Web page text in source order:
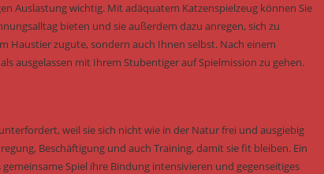
Auslastung wichtig. Mit adäquatem Katzenspielzeug können Sie
bieten und sie außerdem dazu anregen, sich zu
Haustier zugute, sondern auch Ihnen selbst. Nach einem
ausgelassen mit Ihrem Stubentiger auf Spielmission zu gehen.
weil sie sich nicht wie in der Natur frei und ausgiebig
Beschäftigung und auch Training, damit sie fit bleiben. Ein
Spiel ihre Bindung intensivieren und gegenseitiges